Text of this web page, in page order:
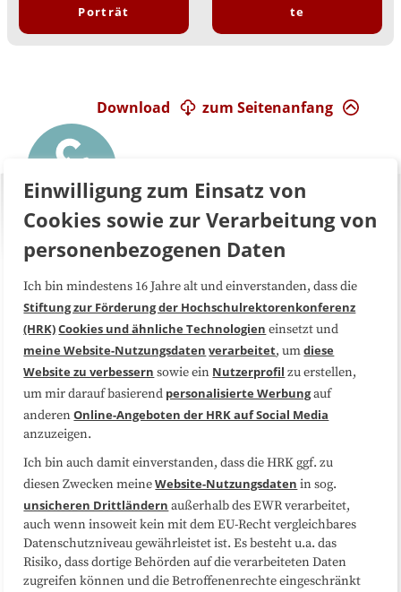
Porträt
te
zum Seitenanfang
Download
Über uns FAQ
Medienarbeit Kooperationen
Datenschutzerklärung Impressum
Sitemap
Folgen Sie uns
Einwilligung zum Einsatz von
Cookies sowie zur Verarbeitung von
personenbezogenen Daten
Ich bin mindestens 16 Jahre alt und einverstanden, dass die
Stiftung zur Förderung der Hochschulrektorenkonferenz
(HRK)Cookies und ähnliche Technologien einsetzt und
meine Website-Nutzungsdaten verarbeitet, umdiese
Website zu verbessern sowie ein Nutzerprofil zu erstellen,
um mir darauf basierend personalisierte Werbungauf
anderenOnline-Angeboten der HRK auf Social Media
anzuzeigen.
Ich bin auch damit einverstanden, dass die HRK ggf. zu
diesen Zwecken meineWebsite-Nutzungsdaten in sog.
unsicheren Drittländern außerhalb des EWR verarbeitet,
auch wenn insoweit kein mit dem EU-Recht vergleichbares
Datenschutzniveau gewährleistet ist. Es besteht u.a. das
Risiko, dass dortige Behörden auf die verarbeiteten Daten
zugreifen können und die Betroffenenrechte eingeschränkt